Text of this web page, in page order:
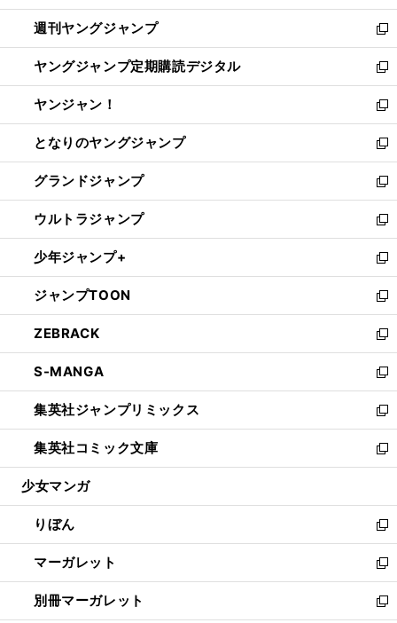
開
く
ウ
で
開
く
ン
ド
ウ
で
開
く
ウ
ィ
ン
ド
ウ
で
開
く
週刊ヤングジャンプ
新
し
い
ウ
ィ
ン
ド
ウ
で
開
く
ヤングジャンプ定期購読デジタル
新
し
い
ウ
ィ
ン
ド
ウ
で
開
く
ヤンジャン！
新
し
い
ウ
ィ
ン
ド
ウ
で
開
く
となりのヤングジャンプ
新
し
い
ウ
ィ
ン
ド
ウ
で
開
く
グランドジャンプ
新
し
い
ウ
ィ
ン
ド
ウ
で
開
く
ウルトラジャンプ
新
し
い
ウ
ィ
ン
ド
ウ
で
開
く
少年ジャンプ+
新
し
い
ウ
ィ
ン
ド
ウ
で
開
く
ジャンプTOON
新
し
い
ウ
ィ
ン
ド
ウ
で
開
ZEBRACK
新
し
い
ウ
ィ
ン
ド
ウ
開
く
S-MANGA
新
し
い
ウ
ィ
ン
ウ
で
開
く
集英社ジャンプリミックス
新
し
い
ウ
ン
ド
ウ
で
開
く
集英社コミック文庫
新
し
ウ
ィ
ン
ド
ウ
で
開
少女マンガ
りぼん
新
し
い
ウ
ィ
マーガレット
新
し
い
別冊マーガレット
新